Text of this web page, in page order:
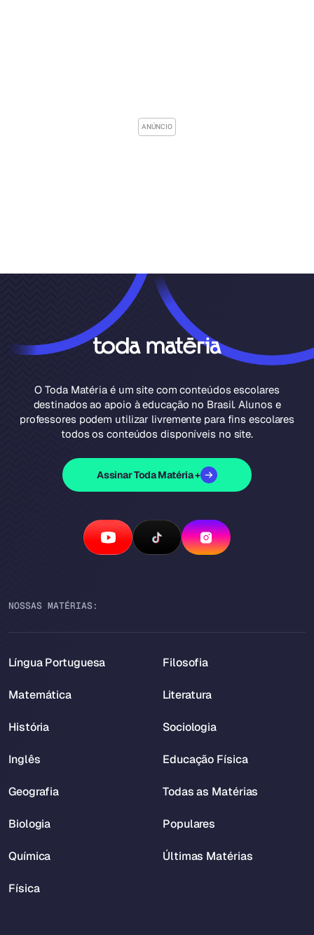
O Toda Matéria é um site com conteúdos escolares
destinados ao apoio à educação no Brasil. Alunos e
professores podem utilizar livremente para fins escolares
todos os conteúdos disponíveis no site.
Assinar Toda Matéria +
NOSSAS MATÉRIAS:
Língua Portuguesa
Matemática
História
Inglês
Geografia
Biologia
Química
Física
Filosofia
Literatura
Sociologia
Educação Física
Todas as Matérias
Populares
Últimas Matérias